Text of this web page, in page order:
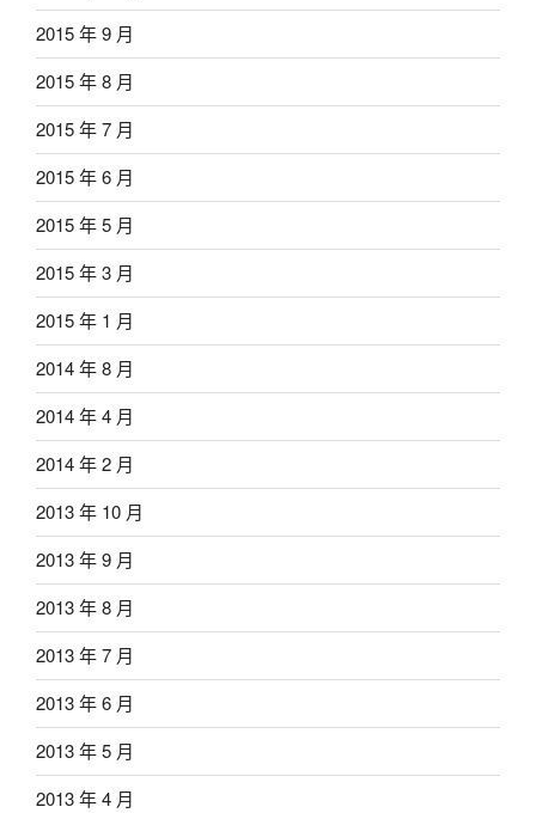
2015 年 9 月
2015 年 8 月
2015 年 7 月
2015 年 6 月
2015 年 5 月
2015 年 3 月
2015 年 1 月
2014 年 8 月
2014 年 4 月
2014 年 2 月
2013 年 10 月
2013 年 9 月
2013 年 8 月
2013 年 7 月
2013 年 6 月
2013 年 5 月
2013 年 4 月